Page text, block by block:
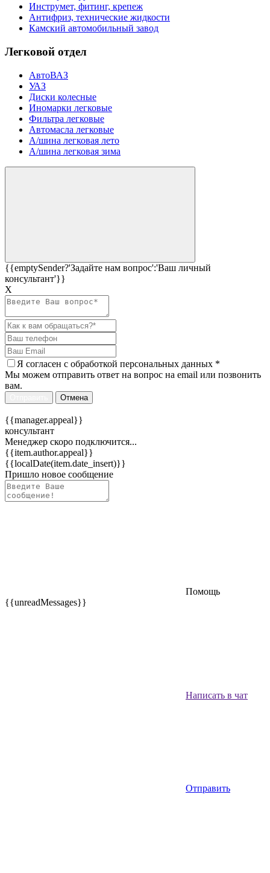
Инструмет, фитинг, крепеж
Антифриз, технические жидкости
Камский автомобильный завод
Легковой отдел
АвтоВАЗ
УАЗ
Диски колесные
Иномарки легковые
Фильтра легковые
Автомасла легковые
А/шина легковая лето
А/шина легковая зима
{{emptySender?'Задайте нам вопрос':'Ваш личный
консультант'}}
Х
Я согласен c обработкой персональных данных *
Мы можем отправить ответ на вопрос на email или позвонить
вам.
Отмена
{{manager.appeal}}
консультант
Менеджер скоро подключится...
{{item.author.appeal}}
{{localDate(item.date_insert)}}
Пришло новое сообщение
Помощь
{{unreadMessages}}
Написать в чат
Отправить